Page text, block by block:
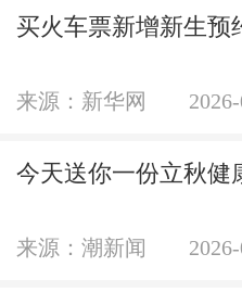
买火车票新增新生预
来源：新华网
今天送你一份立秋健
来源：潮新闻